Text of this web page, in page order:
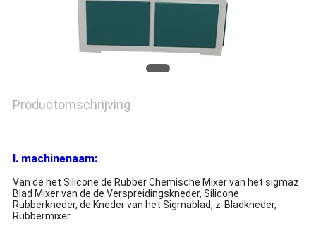
Productomschrijving
I. machinenaam:
Van de het Silicone de Rubber Chemische Mixer van het sigmaz
Blad Mixer van de de Verspreidingskneder, Silicone
Rubberkneder, de Kneder van het Sigmablad, z-Bladkneder,
Rubbermixer…